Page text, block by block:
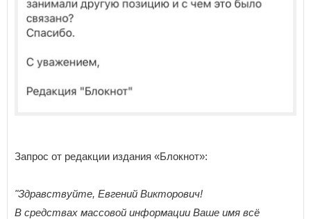
Запрос от редакции издания «Блокнот»:
"Здравствуйте, Евгений Викторович!
В средствах массовой информации Ваше имя всё